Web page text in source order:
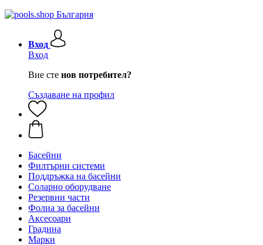
Вход
Вход
Вие сте нов потребител?
Създаване на профил
Басейни
Филтърни системи
Поддръжка на басейни
Соларно оборудване
Резервни части
Фолиа за басейни
Аксесоари
Градина
Марки